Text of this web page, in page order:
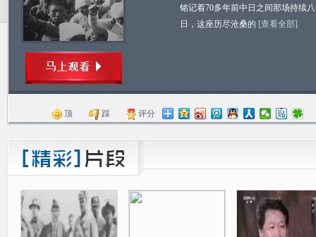
铭记着70多年前中日之间那场持续
日，这座历尽沧桑的 [查看全部]
顶 踩 评分